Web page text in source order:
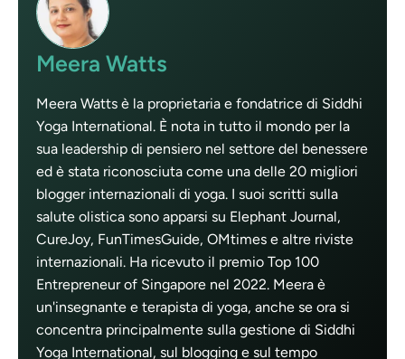
Meera Watts
Meera Watts è la proprietaria e fondatrice di Siddhi
Yoga International. È nota in tutto il mondo per la
sua leadership di pensiero nel settore del benessere
ed è stata riconosciuta come una delle 20 migliori
blogger internazionali di yoga. I suoi scritti sulla
salute olistica sono apparsi su Elephant Journal,
CureJoy, FunTimesGuide, OMtimes e altre riviste
internazionali. Ha ricevuto il premio Top 100
Entrepreneur of Singapore nel 2022. Meera è
un'insegnante e terapista di yoga, anche se ora si
concentra principalmente sulla gestione di Siddhi
Yoga International, sul blogging e sul tempo